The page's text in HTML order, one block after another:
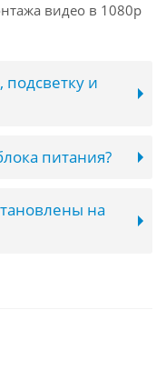
видео в 1080p
и
питания?
на